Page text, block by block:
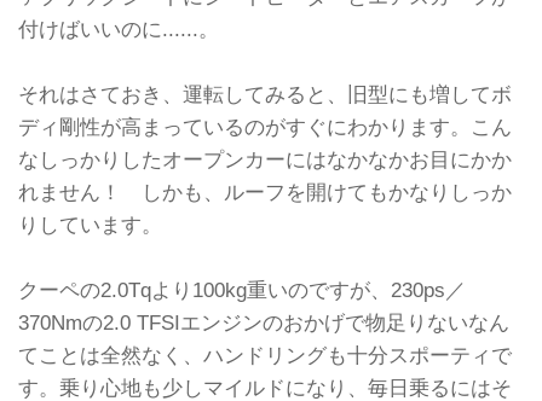
付けばいいのに......。
それはさておき、運転してみると、旧型にも増してボ
ディ剛性が高まっているのがすぐにわかります。こん
なしっかりしたオープンカーにはなかなかお目にかか
れません！ しかも、ルーフを開けてもかなりしっか
りしています。
クーペの2.0Tqより100kg重いのですが、230ps／
370Nmの2.0 TFSIエンジンのおかげで物足りないなん
てことは全然なく、ハンドリングも十分スポーティで
す。乗り心地も少しマイルドになり、毎日乗るにはそ